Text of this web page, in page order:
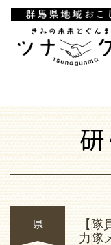
県 【隊
力隊